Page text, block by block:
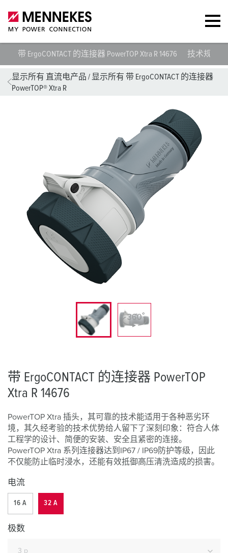
带 ErgoCONTACT 的连接器 PowerTOP Xtra R 14676 技术规范
显示所有 直流电产品 / 显示所有 带 ErgoCONTACT 的连接器
PowerTOP® Xtra R
带 ErgoCONTACT 的连接器 PowerTOP
Xtra R 14676
PowerTOP Xtra 插头，其可靠的技术能适用于各种恶劣环
境，其久经考验的技术优势给人留下了深刻印象：符合人体
工程学的设计、简便的安装、安全且紧密的连接。
PowerTOP Xtra 系列连接器达到IP67 / IP69防护等级，因此
不仅能防止临时浸水，还能有效抵御高压清洗造成的损害。
电流
16 A 32 A
极数